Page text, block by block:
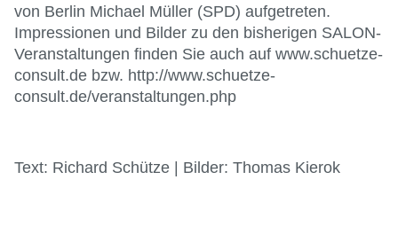
von Berlin Michael Müller (SPD) aufgetreten.
Impressionen und Bilder zu den bisherigen SALON-
Veranstaltungen finden Sie auch auf www.schuetze-
consult.de bzw. http://www.schuetze-
consult.de/veranstaltungen.php
Text: Richard Schütze | Bilder: Thomas Kierok